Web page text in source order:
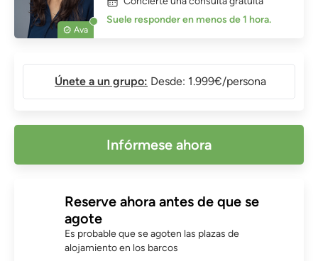
Ava
Suele responder en menos de 1 hora.
Únete a un grupo: Desde: 1.999€/persona
Infórmese ahora
Reserve ahora antes de que se
agote
Es probable que se agoten las plazas de
alojamiento en los barcos